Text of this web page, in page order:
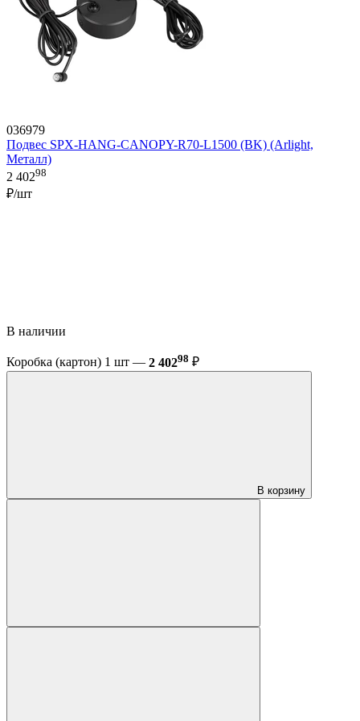
036979
Подвес SPX-HANG-CANOPY-R70-L1500 (BK) (Arlight,
Металл)
2 40298
₽/шт
В наличии
Коробка (картон) 1 шт — 2 40298 ₽
В корзину